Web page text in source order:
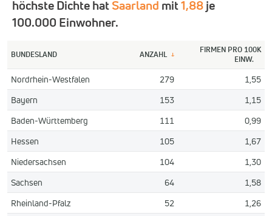
höchste Dichte hatSaarland mit1,88je
100.000 Einwohner.
BUNDESLAND ANZAHL ↓
FIRMEN PRO 100K
EINW.
Nordrhein-Westfalen 279
1,55
Bayern
153
1,15
Baden-Württemberg
111
0,99
Hessen
105
1,67
Niedersachsen
104
1,30
Sachsen
64
1,58
Rheinland-Pfalz
52
1,26